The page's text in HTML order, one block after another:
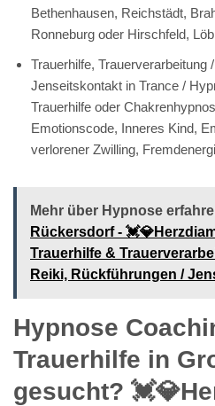
Bethenhausen, Reichstädt,
Ronneburg oder Hirschfeld,
Trauerhilfe, Trauerverarbeitung
Jenseitskontakt in Trance /
Trauerhilfe oder
Emotionscode, Inneres Kind,
verlorener Zwilling,
Mehr über Hypnose
Rückersdorf -
Trauerhilfe &
Reiki, Rückführungen /
Hypnose
Trauerhilfe in
gesucht?